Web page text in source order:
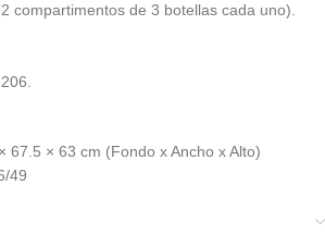
compartimentos de 3 botellas cada uno).
67.5 × 63 cm (Fondo x Ancho x Alto)
49